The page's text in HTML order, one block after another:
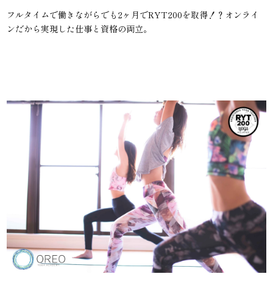
フルタイムで働きながらでも2ヶ月でRYT200を取得！？オンライ
ンだから実現した仕事と資格の両立。